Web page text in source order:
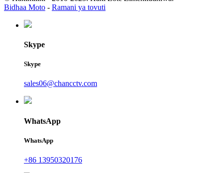
Bidhaa Moto - Ramani ya tovuti
Skype
Skype
sales06@chancctv.com
WhatsApp
WhatsApp
+86 13950320176